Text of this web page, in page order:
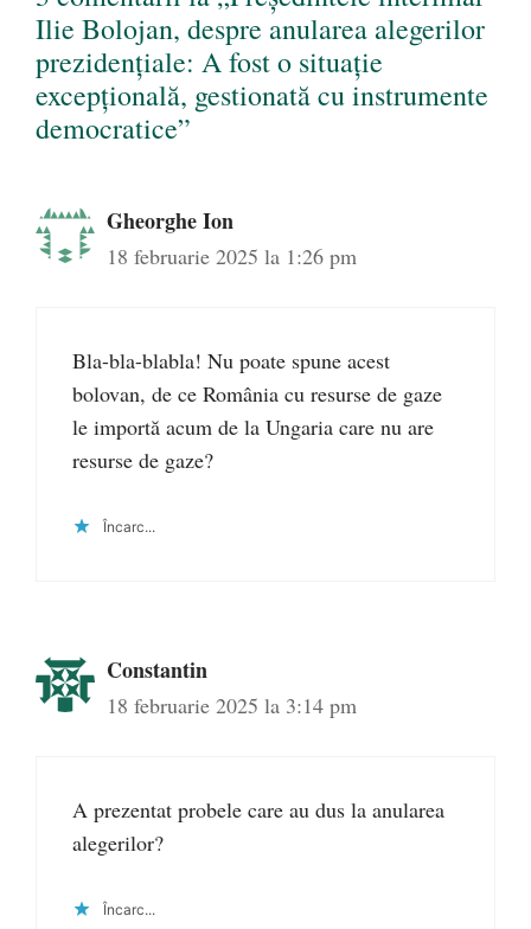
Ilie Bolojan, despre anularea alegerilor
prezidențiale: A fost o situație
excepțională, gestionată cu instrumente
democratice”
Gheorghe Ion
18 februarie 2025 la 1:26 pm
Bla-bla-blabla! Nu poate spune acest
bolovan, de ce România cu resurse de gaze
le importă acum de la Ungaria care nu are
resurse de gaze?
Încarc...
Constantin
18 februarie 2025 la 3:14 pm
A prezentat probele care au dus la anularea
alegerilor?
Încarc...